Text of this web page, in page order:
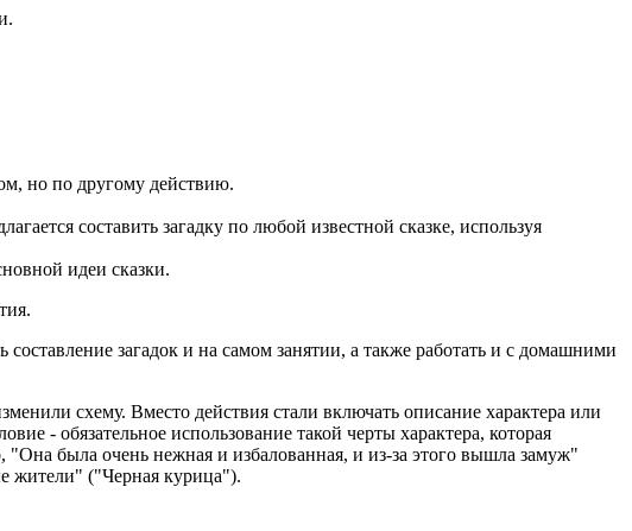
но по другому действию.
составить загадку по любой известной сказке, используя
идеи сказки.
загадок и на самом занятии, а также работать и с домашними
схему. Вместо действия стали включать описание характера или
- обязательное использование такой черты характера, которая
"Она была очень нежная и избалованная, и из-за этого вышла замуж"
жители" ("Черная курица").